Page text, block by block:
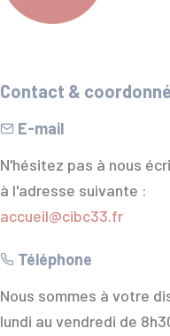
Contact &
E-mail
N'hésitez pas à nous
à l'adresse suivante :
accueil@cibc33.fr
Téléphone
Nous sommes à votre
lundi au vendredi de